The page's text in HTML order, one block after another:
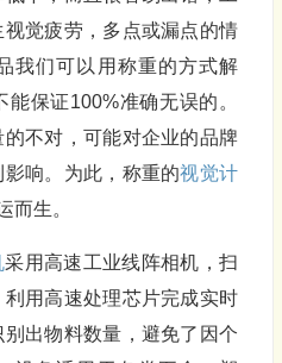
视觉疲劳，多点或漏点的情
我们可以用称重的方式解
保证100%准确无误的。
不对，可能对企业的品牌
响。为此，称重的视觉计
而生。
采用高速工业线阵相机，扫
用高速处理芯片完成实时
出物料数量，避免了因个